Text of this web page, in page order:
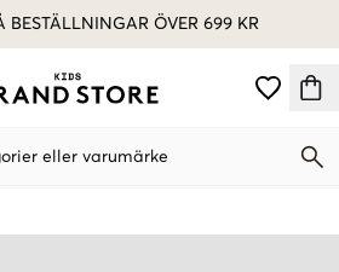
BESTÄLLNINGAR ÖVER 699 KR
eller varumärke